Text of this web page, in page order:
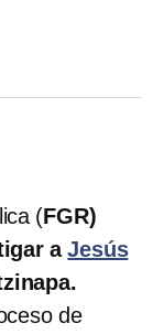
(FGR)
aJesús
de